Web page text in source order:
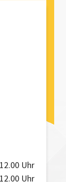
Uhr
Uhr